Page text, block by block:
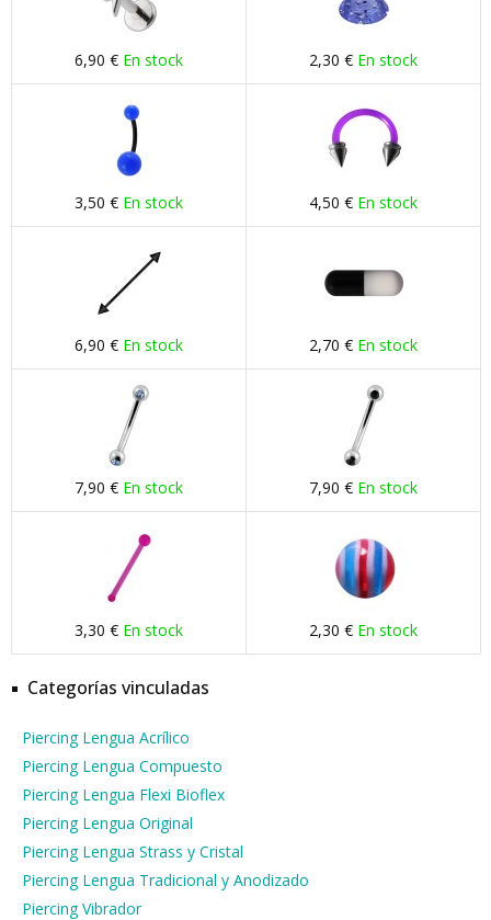
6,90 € En stock 2,30 € En stock
3,50 € En stock 4,50 € En stock
6,90 € En stock 2,70 € En stock
7,90 € En stock 7,90 € En stock
3,30 € En stock 2,30 € En stock
Categorías vinculadas
Piercing Lengua Acrílico
Piercing Lengua Compuesto
Piercing Lengua Flexi Bioflex
Piercing Lengua Original
Piercing Lengua Strass y Cristal
Piercing Lengua Tradicional y Anodizado
Piercing Vibrador